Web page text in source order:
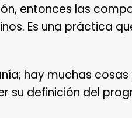
entonces las
Es una práctica
hay muchas
su definición del